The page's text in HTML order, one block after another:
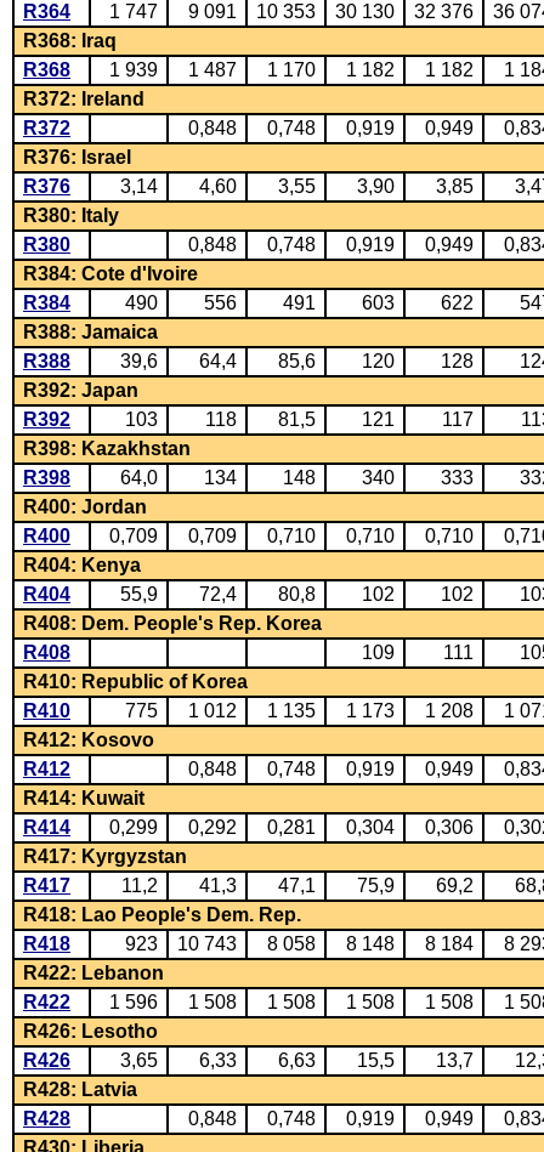
R364
1 747 9 091 10 353 30 130 32 376
36
R368: Iraq
R368
1 939 1 487 1 170 1 182 1 182
1
R372: Ireland
R372
0,848 0,748 0,919 0,949
R376: Israel
R376
3,14 4,60 3,55 3,90 3,85
R380: Italy
R380
0,848 0,748 0,919 0,949
R384: Cote d'Ivoire
R384
490 556 491 603 622
R388: Jamaica
R388
39,6 64,4 85,6 120 128
R392: Japan
R392
103 118 81,5 121 117
R398: Kazakhstan
R398
64,0 134 148 340 333
R400: Jordan
R400
0,709 0,709 0,710 0,710 0,710
R404: Kenya
R404
55,9 72,4 80,8 102 102
R408: Dem. People's Rep. Korea
R408
109 111
R410: Republic of Korea
R410
775 1 012 1 135 1 173 1 208
1
R412: Kosovo
R412
0,848 0,748 0,919 0,949
R414: Kuwait
R414
0,299 0,292 0,281 0,304 0,306
R417: Kyrgyzstan
R417
11,2 41,3 47,1 75,9 69,2
R418: Lao People's Dem. Rep.
R418
923 10 743 8 058 8 148 8 184
8
R422: Lebanon
R422
1 596 1 508 1 508 1 508 1 508
1
R426: Lesotho
R426
3,65 6,33 6,63 15,5 13,7
R428: Latvia
R428
0,848 0,748 0,919 0,949
R430: Liberia